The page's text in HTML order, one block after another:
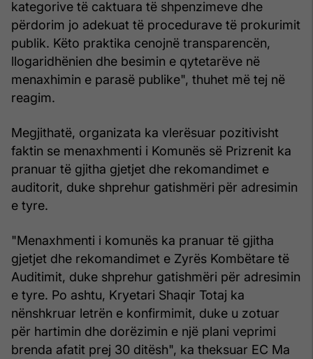
kategorive të caktuara të shpenzimeve dhe
përdorim jo adekuat të procedurave të prokurimit
publik. Këto praktika cenojnë transparencën,
llogaridhënien dhe besimin e qytetarëve në
menaxhimin e parasë publike", thuhet më tej në
reagim.
Megjithatë, organizata ka vlerësuar pozitivisht
faktin se menaxhmenti i Komunës së Prizrenit ka
pranuar të gjitha gjetjet dhe rekomandimet e
auditorit, duke shprehur gatishmëri për adresimin
e tyre.
"Menaxhmenti i komunës ka pranuar të gjitha
gjetjet dhe rekomandimet e Zyrës Kombëtare të
Auditimit, duke shprehur gatishmëri për adresimin
e tyre. Po ashtu, Kryetari Shaqir Totaj ka
nënshkruar letrën e konfirmimit, duke u zotuar
për hartimin dhe dorëzimin e një plani veprimi
brenda afatit prej 30 ditësh", ka theksuar EC Ma